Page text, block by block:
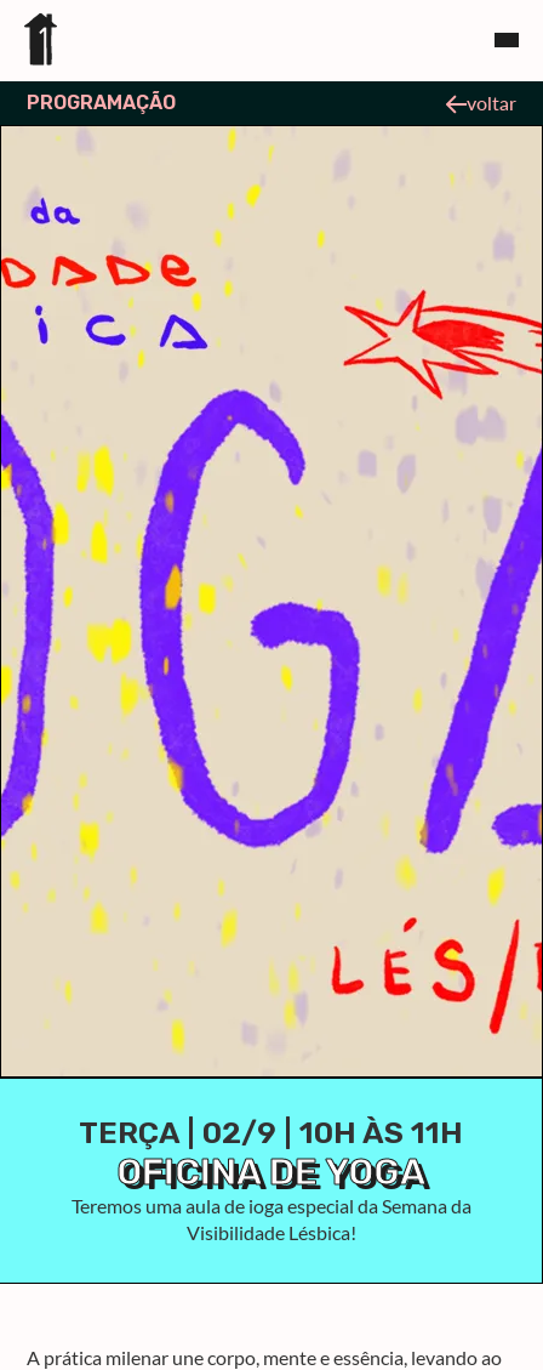
PROGRAMAÇÃO voltar
TERÇA | 02/9 | 10H ÀS 11H
OFICINA DE YOGA
Teremos uma aula de ioga especial da Semana da
Visibilidade Lésbica!
A prática milenar une corpo, mente e essência, levando ao